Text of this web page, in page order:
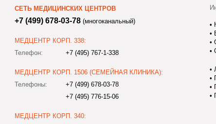
СЕТЬ МЕДИЦИНСКИХ ЦЕНТРОВ
+7 (499) 678-03-78 (многоканальный)
МЕДЦЕНТР КОРП. 338:
Телефон:
+7 (495) 767-1-338
МЕДЦЕНТР КОРП. 1506 (СЕМЕЙНАЯ КЛИНИКА):
Телефоны:
+7 (499) 678-03-78
+7 (495) 776-15-06
МЕДЦЕНТР КОРП. 340:
•
•
•
•
•
•
•
•